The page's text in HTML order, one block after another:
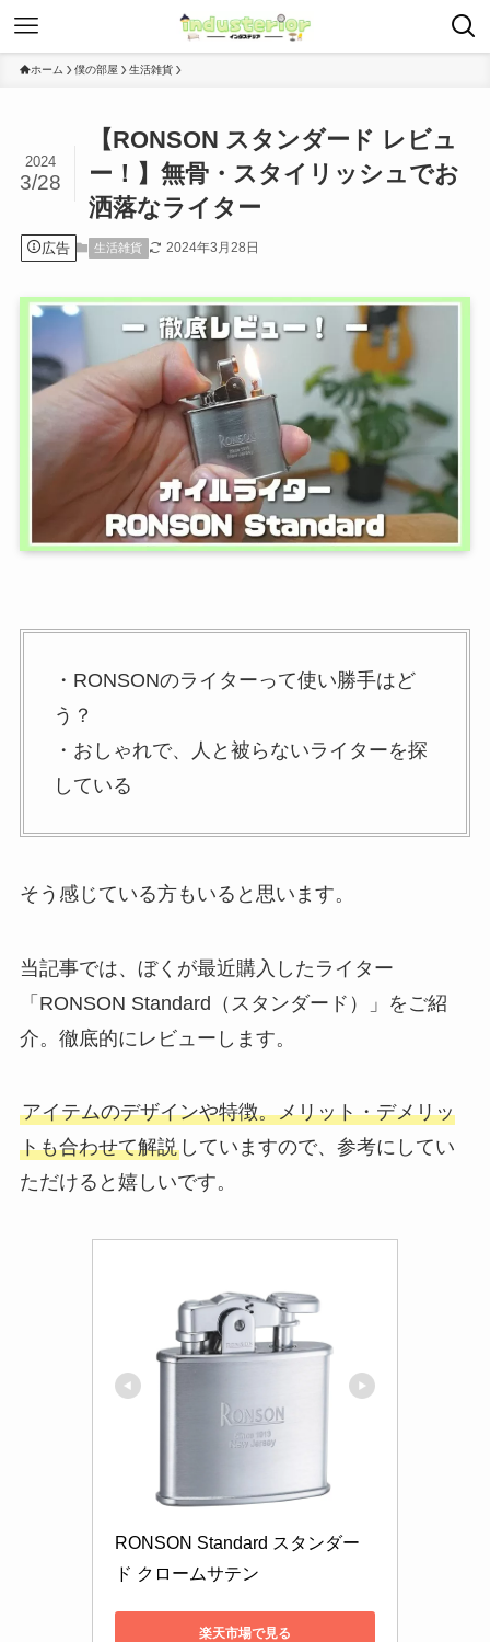
ホーム 僕の部屋 生活雑貨
【RONSON スタンダード レビュ
ー！】無骨・スタイリッシュでお
洒落なライター
2024
3/28
広告 生活雑貨 2024年3月28日
・RONSONのライターって使い勝手はど
う？
・おしゃれで、人と被らないライターを探
している
そう感じている方もいると思います。
当記事では、ぼくが最近購入したライター
「RONSON Standard（スタンダード）」をご紹
介。徹底的にレビューします。
アイテムのデザインや特徴。メリット・デメリッ
トも合わせて解説していますので、参考にしてい
ただけると嬉しいです。
RONSON Standard スタンダー
ド クロームサテン
楽天市場で見る